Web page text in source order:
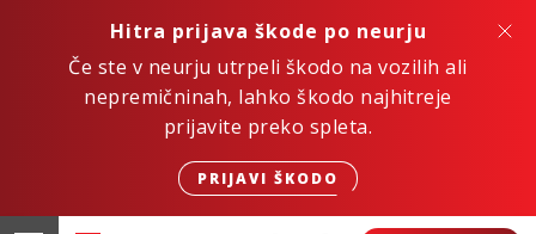
Hitra prijava škode po neurju
Če ste v neurju utrpeli škodo na vozilih ali
nepremičninah, lahko škodo najhitreje
prijavite preko spleta.
PRIJAVI ŠKODO